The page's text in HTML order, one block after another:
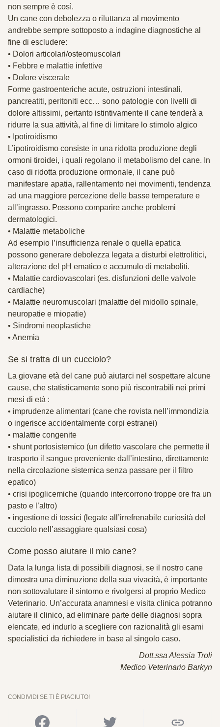
non sempre è così.
Un cane con debolezza o riluttanza al movimento
andrebbe sempre sottoposto a indagine diagnostiche al
fine di escludere:
• Dolori articolari/osteomuscolari
• Febbre e malattie infettive
• Dolore viscerale
Forme gastroenteriche acute, ostruzioni intestinali,
pancreatiti, peritoniti ecc… sono patologie con livelli di
dolore altissimi, pertanto istintivamente il cane tenderà a
ridurre la sua attività, al fine di limitare lo stimolo algico
• Ipotiroidismo
L’ipotiroidismo consiste in una ridotta produzione degli
ormoni tiroidei, i quali regolano il metabolismo del cane. In
caso di ridotta produzione ormonale, il cane può
manifestare apatia, rallentamento nei movimenti, tendenza
ad una maggiore percezione delle basse temperature e
all’ingrasso. Possono comparire anche problemi
dermatologici.
• Malattie metaboliche
Ad esempio l’insufficienza renale o quella epatica
possono generare debolezza legata a disturbi elettrolitici,
alterazione del pH ematico e accumulo di metaboliti.
• Malattie cardiovascolari (es. disfunzioni delle valvole
cardiache)
• Malattie neuromuscolari (malattie del midollo spinale,
neuropatie e miopatie)
• Sindromi neoplastiche
• Anemia
Se si tratta di un cucciolo?
La giovane età del cane può aiutarci nel sospettare alcune
cause, che statisticamente sono più riscontrabili nei primi
mesi di età :
• imprudenze alimentari (cane che rovista nell’immondizia
o ingerisce accidentalmente corpi estranei)
• malattie congenite
• shunt portosistemico (un difetto vascolare che permette il
trasporto il sangue proveniente dall’intestino, direttamente
nella circolazione sistemica senza passare per il filtro
epatico)
• crisi ipoglicemiche (quando intercorrono troppe ore fra un
pasto e l’altro)
• ingestione di tossici (legate all’irrefrenabile curiosità del
cucciolo nell’assaggiare qualsiasi cosa)
Come posso aiutare il mio cane?
Data la lunga lista di possibili diagnosi, se il nostro cane
dimostra una diminuzione della sua vivacità, è importante
non sottovalutare il sintomo e rivolgersi al proprio Medico
Veterinario. Un’accurata anamnesi e visita clinica potranno
aiutare il clinico, ad eliminare parte delle diagnosi sopra
elencate, ed indurlo a scegliere con razionalità gli esami
specialistici da richiedere in base al singolo caso.
Dott.ssa Alessia Troli
Medico Veterinario Barkyn
CONDIVIDI SE TI È PIACIUTO!